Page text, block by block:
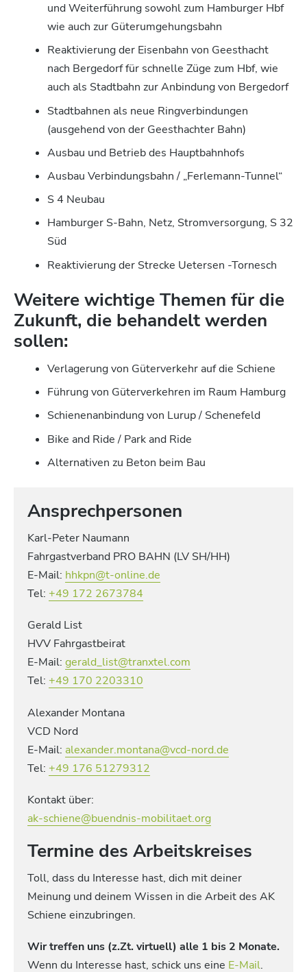
und Weiterführung sowohl zum Hamburger Hbf
wie auch zur Güterumgehungsbahn
Reaktivierung der Eisenbahn von Geesthacht
nach Bergedorf für schnelle Züge zum Hbf, wie
auch als Stadtbahn zur Anbindung von Bergedorf
Stadtbahnen als neue Ringverbindungen
(ausgehend von der Geesthachter Bahn)
Ausbau und Betrieb des Hauptbahnhofs
Ausbau Verbindungsbahn / „Ferlemann-Tunnel“
S 4 Neubau
Hamburger S-Bahn, Netz, Stromversorgung, S 32
Süd
Reaktivierung der Strecke Uetersen -Tornesch
Weitere wichtige Themen für die
Zukunft, die behandelt werden
sollen:
Verlagerung von Güterverkehr auf die Schiene
Führung von Güterverkehren im Raum Hamburg
Schienenanbindung von Lurup / Schenefeld
Bike and Ride / Park and Ride
Alternativen zu Beton beim Bau
Ansprechpersonen
Karl-Peter Naumann
Fahrgastverband PRO BAHN (LV SH/HH)
E-Mail: hhkpn@t-online.de
Tel: +49 172 2673784
Gerald List
HVV Fahrgastbeirat
E-Mail: gerald_list@tranxtel.com
Tel: +49 170 2203310
Alexander Montana
VCD Nord
E-Mail: alexander.montana@vcd-nord.de
Tel: +49 176 51279312
Kontakt über:
ak-schiene@buendnis-mobilitaet.org
Termine des Arbeitskreises
Toll, dass du Interesse hast, dich mit deiner
Meinung und deinem Wissen in die Arbeit des AK
Schiene einzubringen.
Wir treffen uns (z.Zt. virtuell) alle 1 bis 2 Monate.
Wenn du Interesse hast, schick uns eine E-Mail.